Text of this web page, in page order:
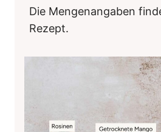
Die Mengenangaben
Rezept.